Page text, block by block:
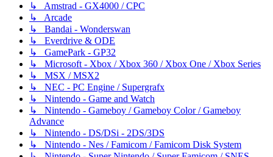
↳ Amstrad - GX4000 / CPC
↳ Arcade
↳ Bandai - Wonderswan
↳ Everdrive & ODE
↳ GamePark - GP32
↳ Microsoft - Xbox / Xbox 360 / Xbox One / Xbox Series
↳ MSX / MSX2
↳ NEC - PC Engine / Supergrafx
↳ Nintendo - Game and Watch
↳ Nintendo - Gameboy / Gameboy Color / Gameboy
Advance
↳ Nintendo - DS/DSi - 2DS/3DS
↳ Nintendo - Nes / Famicom / Famicom Disk System